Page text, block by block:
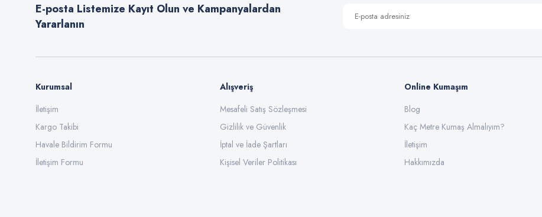
Ürün bilgilerinde hatalar bulunuyor.
Ürün fiyatı diğer sitelerden daha pahalı.
Gönder
E-posta Listemize Kayıt Olun ve Kampanyalardan
Yararlanın
Kurumsal
İletişim
Kargo Takibi
Havale Bildirim Formu
İletişim Formu
Alışveriş
Mesafeli Satış Sözleşmesi
Gizlilik ve Güvenlik
İptal ve İade Şartları
Kişisel Veriler Politikası
Online Kumaşım
Blog
Kaç Metre Kumaş Almalıyım?
İletişim
Hakkımızda